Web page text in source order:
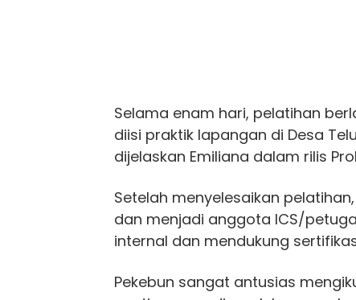
Selama enam hari, pelatihan
diisi praktik lapangan di Desa
dijelaskan Emiliana dalam rilis
Setelah menyelesaikan
dan menjadi anggota ICS/
internal dan mendukung
Pekebun sangat antusias